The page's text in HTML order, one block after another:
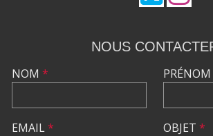
NOUS
NOM *
EMAIL*
PRÉNOM
OBJET *